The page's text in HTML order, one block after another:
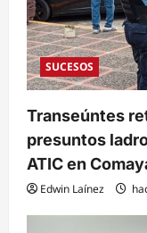
SUCESOS
Transeúntes
presuntos
ATIC en
Edwin Laínez